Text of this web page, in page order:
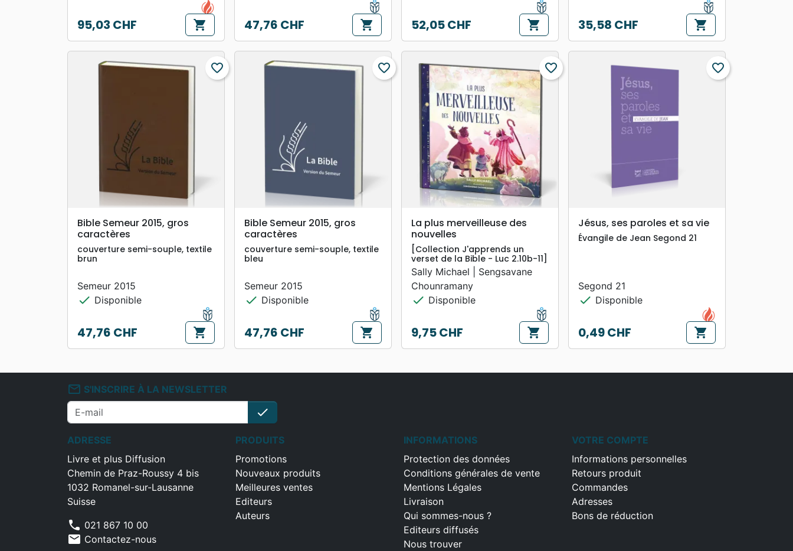
Prix
95,03 CHF shopping_cart Prix
47,76 CHF shopping_cart Prix
52,05 CHF shopping_cart Prix
35,58 CHF shopping_cart
search APERÇU RAPIDE
favorite_border
Bible Semeur 2015, gros
caractères
couverture semi-souple, textile
brun
Semeur 2015
check Disponible
Prix
47,76 CHF shopping_cart
search APERÇU RAPIDE
favorite_border
Bible Semeur 2015, gros
caractères
couverture semi-souple, textile
bleu
Semeur 2015
check Disponible
Prix
47,76 CHF shopping_cart
APERÇU RAPIDE
favorite_border
La plus merveilleuse des
nouvelles
[Collection J'apprends un
verset de la Bible - Luc 2.10b-11]
Sally Michael | Sengsavane
Chounramany
check Disponible
Prix
9,75 CHF shopping_cart
APERÇU RAPIDE
favorite_border
Jésus, ses paroles et sa vie
Évangile de Jean Segond 21
Segond 21
check Disponible
Prix
0,49 CHF shopping_cart
mail_outline S'INSCRIRE À LA NEWSLETTER
check
ADRESSE
Livre et plus Diffusion
Chemin de Praz-Roussy 4 bis
1032 Romanel-sur-Lausanne
Suisse
phone 021 867 10 00
mail Contactez-nous
PRODUITS
Promotions
Nouveaux produits
Meilleures ventes
Editeurs
Auteurs
INFORMATIONS
Protection des données
Conditions générales de vente
Mentions Légales
Livraison
Qui sommes-nous ?
Editeurs diffusés
Nous trouver
VOTRE COMPTE
Informations personnelles
Retours produit
Commandes
Adresses
Bons de réduction